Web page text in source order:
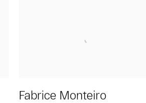
Fabrice Monteiro